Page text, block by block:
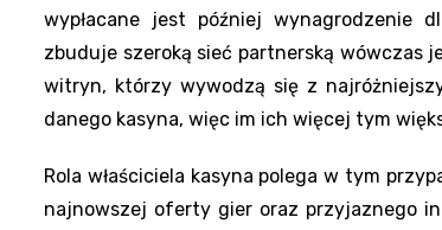
wypłacane jest później wynagrodzenie
zbuduje szeroką sieć partnerską
witryn, którzy wywodzą się z
danego kasyna, więc im ich więcej tym
Rola właściciela kasyna polega w tym
najnowszej oferty gier oraz przyjaznego